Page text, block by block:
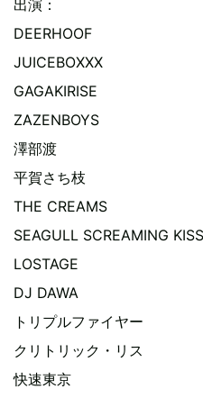
出演：
DEERHOOF
JUICEBOXXX
GAGAKIRISE
ZAZENBOYS
澤部渡
平賀さち枝
THE CREAMS
SEAGULL SCREAMING
LOSTAGE
DJ DAWA
トリプルファイヤー
クリトリック・リス
快速東京